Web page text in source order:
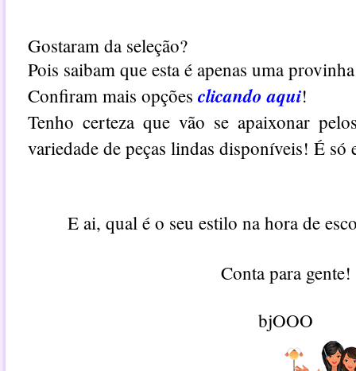
Gostaram da seleção?
Pois saibam que esta é apenas uma
Confiram mais opções clicando aqui!
Tenho certeza que vão se apaixonar
variedade de peças lindas disponíveis! É só
E ai, qual é o seu estilo na hora de
Conta para gente!
bjOOO